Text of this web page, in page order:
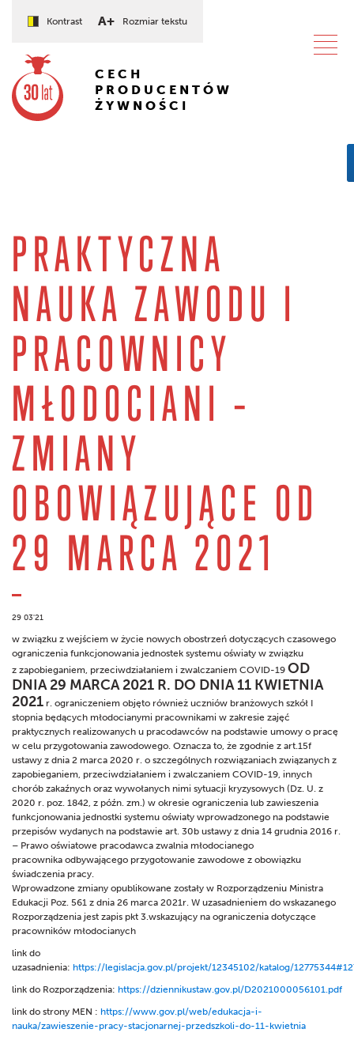
Kontrast A+ Rozmiar tekstu
CECH
PRODUCENTÓW
ŻYWNOŚCI
PRAKTYCZNA
NAUKA ZAWODU I
PRACOWNICY
MŁODOCIANI –
ZMIANY
OBOWIĄZUJĄCE OD
29 MARCA 2021
29 03'21
w związku z wejściem w życie nowych obostrzeń dotyczących czasowego
ograniczenia funkcjonowania jednostek systemu oświaty w związku
z zapobieganiem, przeciwdziałaniem i zwalczaniem COVID-19 OD
DNIA 29 MARCA 2021 R. DO DNIA 11 KWIETNIA
2021 r. ograniczeniem objęto również uczniów branżowych szkół I
stopnia będących młodocianymi pracownikami w zakresie zajęć
praktycznych realizowanych u pracodawców na podstawie umowy o pracę
w celu przygotowania zawodowego. Oznacza to, że zgodnie z art.15f
ustawy z dnia 2 marca 2020 r. o szczególnych rozwiązaniach związanych z
zapobieganiem, przeciwdziałaniem i zwalczaniem COVID-19, innych
chorób zakaźnych oraz wywołanych nimi sytuacji kryzysowych (Dz. U. z
2020 r. poz. 1842, z późn. zm.) w okresie ograniczenia lub zawieszenia
funkcjonowania jednostki systemu oświaty wprowadzonego na podstawie
przepisów wydanych na podstawie art. 30b ustawy z dnia 14 grudnia 2016 r.
– Prawo oświatowe pracodawca zwalnia młodocianego
pracownika odbywającego przygotowanie zawodowe z obowiązku
świadczenia pracy.
Wprowadzone zmiany opublikowane zostały w Rozporządzeniu Ministra
Edukacji Poz. 561 z dnia 26 marca 2021r. W uzasadnieniem do wskazanego
Rozporządzenia jest zapis pkt 3.wskazujący na ograniczenia dotyczące
pracowników młodocianych
link do
uzasadnienia: https://legislacja.gov.pl/projekt/12345102/katalog/
link do Rozporządzenia: https://dziennikustaw.gov.pl/D2021000056101.pdf
link do strony MEN : https://www.gov.pl/web/edukacja-i-
nauka/zawieszenie-pracy-stacjonarnej-przedszkoli-do-11-kwietnia